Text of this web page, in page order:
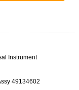
Instrument
49134602